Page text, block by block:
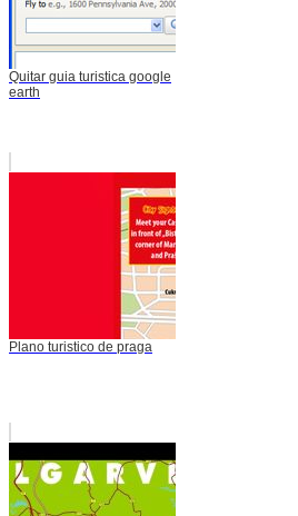
Quitar guia turistica google
earth
Plano turistico de praga